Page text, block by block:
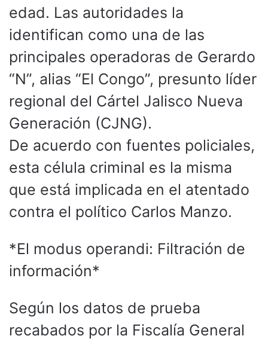
edad. Las autoridades la
identifican como una de las
principales operadoras de Gerardo
“N”, alias “El Congo”, presunto líder
regional del Cártel Jalisco Nueva
Generación (CJNG).
​De acuerdo con fuentes policiales,
esta célula criminal es la misma
que está implicada en el atentado
contra el político Carlos Manzo.
*​El modus operandi: Filtración de
información*
​Según los datos de prueba
recabados por la Fiscalía General